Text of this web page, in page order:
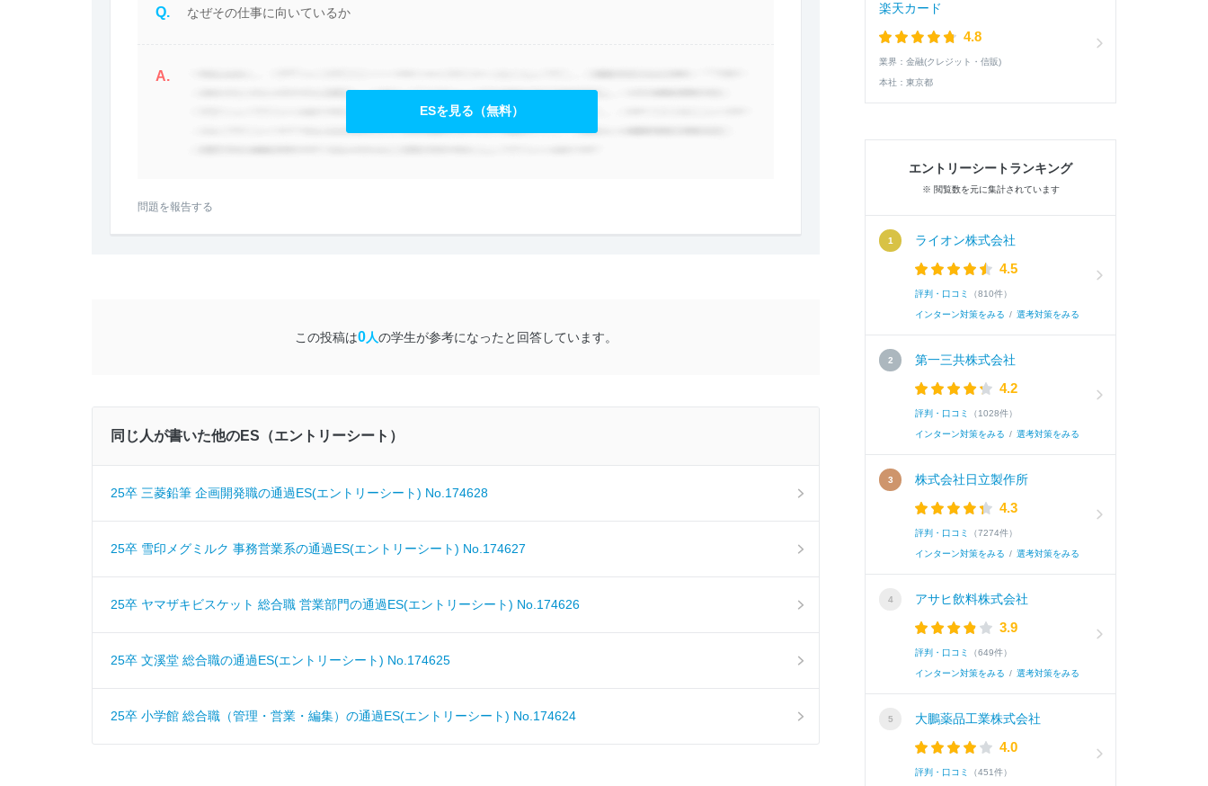
Q. なぜその仕事に向いているか
A.
ESを見る（無料）
問題を報告する
この投稿は0人の学生が参考になったと回答しています。
同じ人が書いた他のES（エントリーシート）
25卒 三菱鉛筆 企画開発職の通過ES(エントリーシート) No.174628
25卒 雪印メグミルク 事務営業系の通過ES(エントリーシート) No.174627
25卒 ヤマザキビスケット 総合職 営業部門の通過ES(エントリーシート) No.174626
25卒 文溪堂 総合職の通過ES(エントリーシート) No.174625
25卒 小学館 総合職（管理・営業・編集）の通過ES(エントリーシート) No.174624
楽天カード
4.8
業界： 金融(クレジット・信販)
本社： 東京都
エントリーシートランキング
※ 閲覧数を元に集計されています
ライオン株式会社
4.5
評判・口コミ （810件）
インターン対策をみる / 選考対策をみる
第一三共株式会社
4.2
評判・口コミ （1028件）
インターン対策をみる / 選考対策をみる
株式会社日立製作所
4.3
評判・口コミ （7274件）
インターン対策をみる / 選考対策をみる
アサヒ飲料株式会社
3.9
評判・口コミ （649件）
インターン対策をみる / 選考対策をみる
大鵬薬品工業株式会社
4.0
評判・口コミ （451件）